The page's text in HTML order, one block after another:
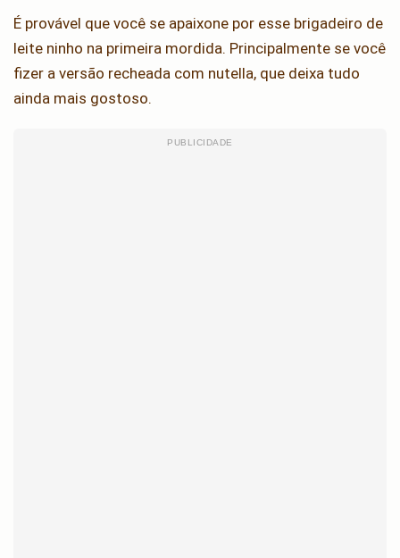
É provável que você se apaixone por esse brigadeiro de
leite ninho na primeira mordida. Principalmente se você
fizer a versão recheada com nutella, que deixa tudo
ainda mais gostoso.